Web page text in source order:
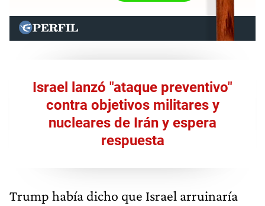
Israel lanzó "ataque preventivo"
contra objetivos militares y
nucleares de Irán y espera
respuesta
Trump había dicho que Israel arruinaría